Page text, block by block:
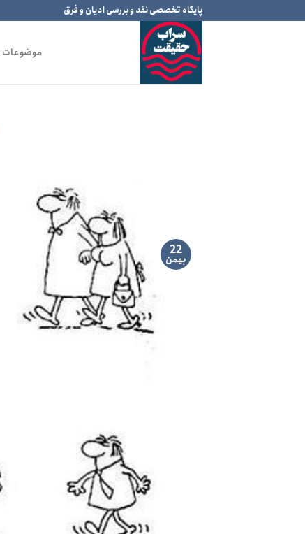
to
پایگاه تخصصی نقد و بررسی ادیان و فرق
موضوعات
22
بهمن